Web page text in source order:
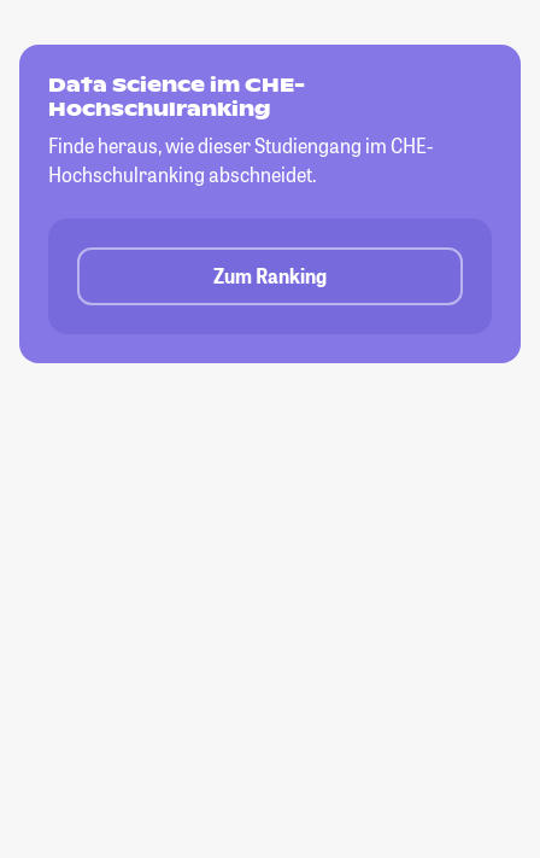
Data Science im CHE-
Hochschulranking
Finde heraus, wie dieser Studiengang im CHE-
Hochschulranking abschneidet.
Zum Ranking